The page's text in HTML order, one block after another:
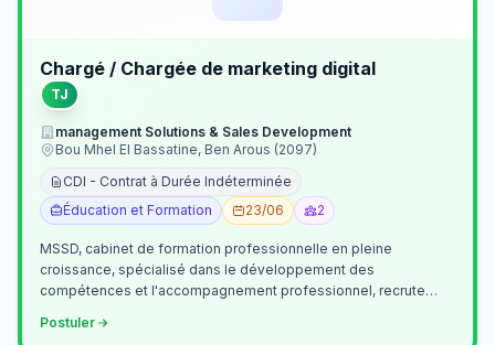
Chargé / Chargée de marketing digital
TJ
management Solutions & Sales Development
Bou Mhel El Bassatine, Ben Arous (2097)
CDI - Contrat à Durée Indéterminée
Éducation et Formation
23/06 2
MSSD, cabinet de formation professionnelle en pleine
croissance, spécialisé dans le développement des
compétences et l'accompagnement professionnel, recrute
Postuler